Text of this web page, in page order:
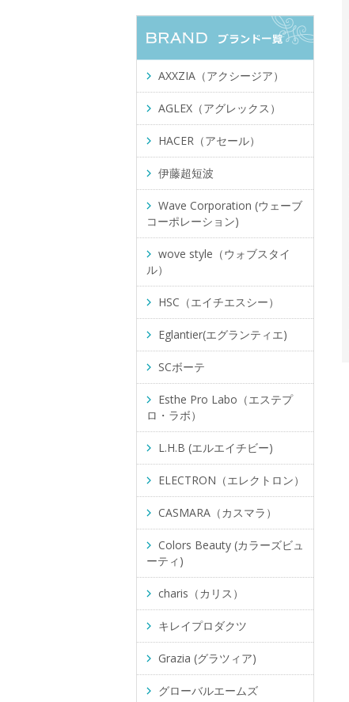
AXXZIA（アクシージア）
AGLEX（アグレックス）
HACER（アセール）
伊藤超短波
Wave Corporation (ウェーブ
コーポレーション)
wove style（ウォブスタイ
ル）
HSC（エイチエスシー）
Eglantier(エグランティエ)
SCボーテ
Esthe Pro Labo（エステプ
ロ・ラボ）
L.H.B (エルエイチビー)
ELECTRON（エレクトロン）
CASMARA（カスマラ）
Colors Beauty (カラーズビュ
ーティ)
charis（カリス）
キレイプロダクツ
Grazia (グラツィア)
グローバルエームズ